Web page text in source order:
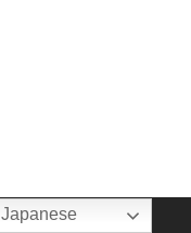
Japanese